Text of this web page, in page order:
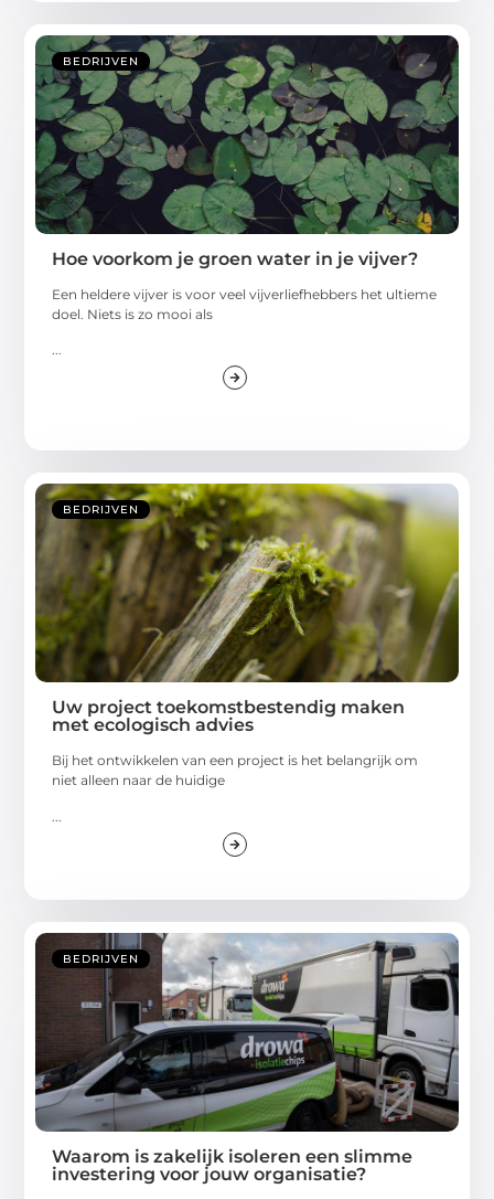
BEDRIJVEN
Hoe voorkom je groen water in je vijver?
Een heldere vijver is voor veel vijverliefhebbers het ultieme
doel. Niets is zo mooi als
...
BEDRIJVEN
Uw project toekomstbestendig maken
met ecologisch advies
Bij het ontwikkelen van een project is het belangrijk om
niet alleen naar de huidige
BEDRIJVEN
Waarom is zakelijk isoleren een slimme
investering voor jouw organisatie?